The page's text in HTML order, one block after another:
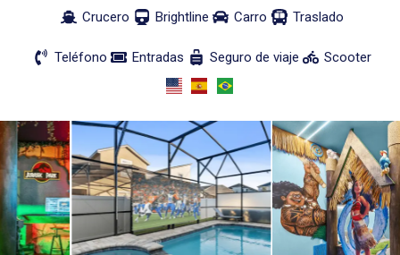
Crucero Brightline Carro Traslado
Teléfono Entradas Seguro de viaje Scooter